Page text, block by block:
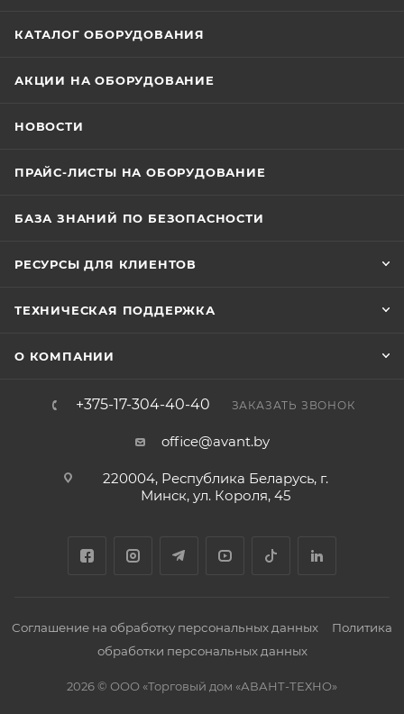
КАТАЛОГ ОБОРУДОВАНИЯ
АКЦИИ НА ОБОРУДОВАНИЕ
НОВОСТИ
ПРАЙС-ЛИСТЫ НА ОБОРУДОВАНИЕ
БАЗА ЗНАНИЙ ПО БЕЗОПАСНОСТИ
РЕСУРСЫ ДЛЯ КЛИЕНТОВ
ТЕХНИЧЕСКАЯ ПОДДЕРЖКА
О КОМПАНИИ
+375-17-304-40-40 ЗАКАЗАТЬ ЗВОНОК
office@avant.by
220004, Республика Беларусь, г.
Минск, ул. Короля, 45
Соглашение на обработку персональных данных
Политика
обработки персональных данных
2026 © ООО «Торговый дом «АВАНТ-ТЕХНО»